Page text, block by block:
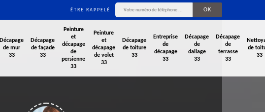
ÊTRE RAPPELÉ
Décapage
de mur
33
Décapage
de façade
33
Peinture
et
décapage
de
persienne
33
Peinture
et
décapage
de volet
33
Décapage
de toiture
33
Entreprise
de
décapage
33
Décapage
de
dallage
33
Décapage
de
terrasse
33
de
33